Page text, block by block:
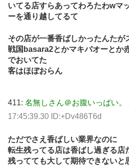
いてる店すらあってわろたわwマ
ーを通り越してるて
その店が一番香ばしかったんたが
戦国basara2とかマキバオーとか
でおいてた
客はほぼおらん
411: 名無しさん＠お腹いっぱい。
17:45:39.30 ID:+Dv486T6d
ただでさえ香ばしい業界なのに
転生残ってる店は香ばし過ぎる店
残ってても大して期待できないと